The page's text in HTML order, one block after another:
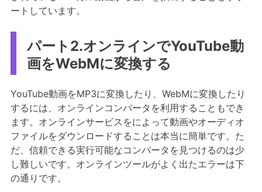
ートしています。
パート2.オンラインでYouTube動
画をWebMに変換する
YouTube動画をMP3に変換したり、WebMに変換したり
するには、オンラインコンバータを利用することもでき
ます。オンラインサービスをによって動画やオーディオ
ファイルをダウンロードすることは本当に簡単です。た
だ、信頼できる実行可能なコンバータを見つけるのは少
し難しいです。オンラインツールがよく出たエラーは下
の通りです。